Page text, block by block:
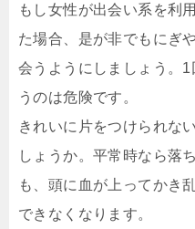
もし女性が出会い系を利
た場合、是が非でもにぎ
会うようにしましょう。
うのは危険です。
きれいに片をつけられな
しょうか。平常時なら落
も、頭に血が上ってかき
できなくなります。